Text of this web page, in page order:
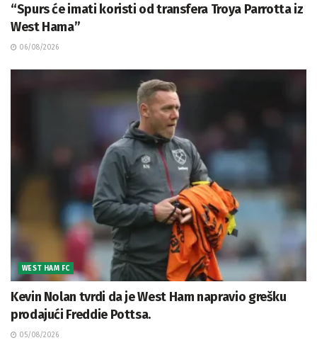
“Spurs će imati koristi od transfera Troya Parrotta iz
West Hama”
06/08/2026
WEST HAM FC
Kevin Nolan tvrdi da je West Ham napravio grešku
prodajući Freddie Pottsa.
05/08/2026